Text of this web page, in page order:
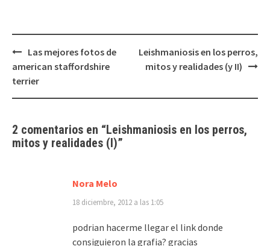
Navegación
de
entradas
Las mejores fotos de
american staffordshire
terrier
Leishmaniosis en los perros,
mitos y realidades (y II)
2 comentarios en “Leishmaniosis en los perros,
mitos y realidades (I)”
Nora Melo
18 diciembre, 2012 a las 1:05
podrian hacerme llegar el link donde
consiguieron la grafia? gracias